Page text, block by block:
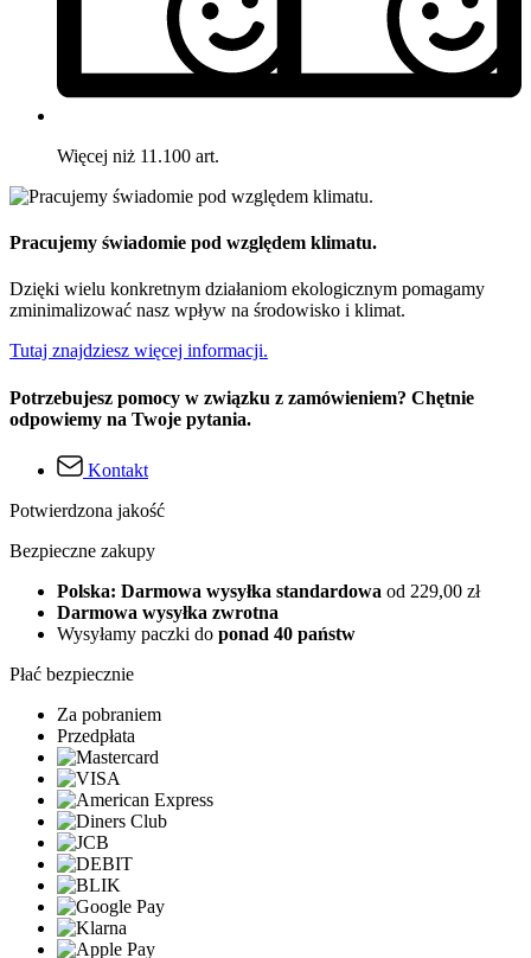
Więcej niż 11.100 art.
Pracujemy świadomie pod względem klimatu.
Dzięki wielu konkretnym działaniom ekologicznym pomagamy
zminimalizować nasz wpływ na środowisko i klimat.
Tutaj znajdziesz więcej informacji.
Potrzebujesz pomocy w związku z zamówieniem? Chętnie
odpowiemy na Twoje pytania.
Kontakt
Potwierdzona jakość
Bezpieczne zakupy
Polska: Darmowa wysyłka standardowa od 229,00 zł
Darmowa wysyłka zwrotna
Wysyłamy paczki do ponad 40 państw
Płać bezpiecznie
Za pobraniem
Przedpłata